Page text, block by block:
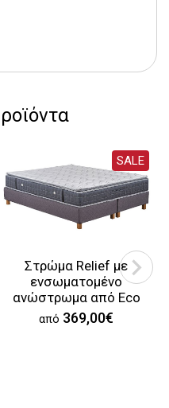
SALE
Στρώμα Relief με
ενσωματομένο
ανώστρωμα από Eco
Foam
από 369,00€